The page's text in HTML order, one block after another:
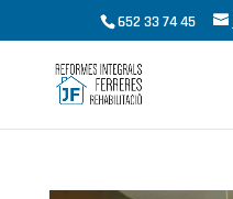
652 33 74 45